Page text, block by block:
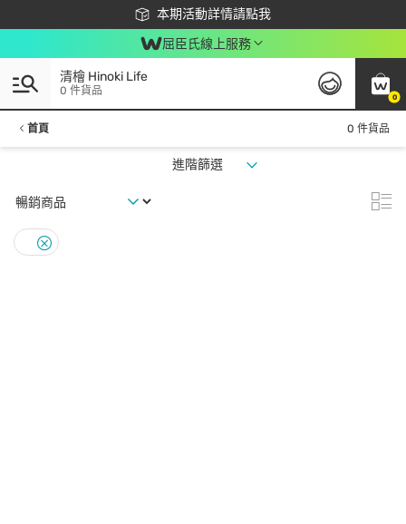
本期活動詳情請點我
下載app最高回饋$350
屈臣氏線上服務
0
清檜 Hinoki Life
0 件貨品
首頁 0 件貨品
進階篩選